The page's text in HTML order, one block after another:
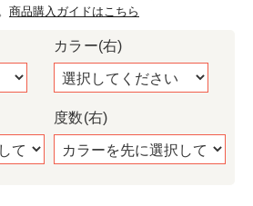
商品購入ガイドはこちら
カラー(右)
度数(右)